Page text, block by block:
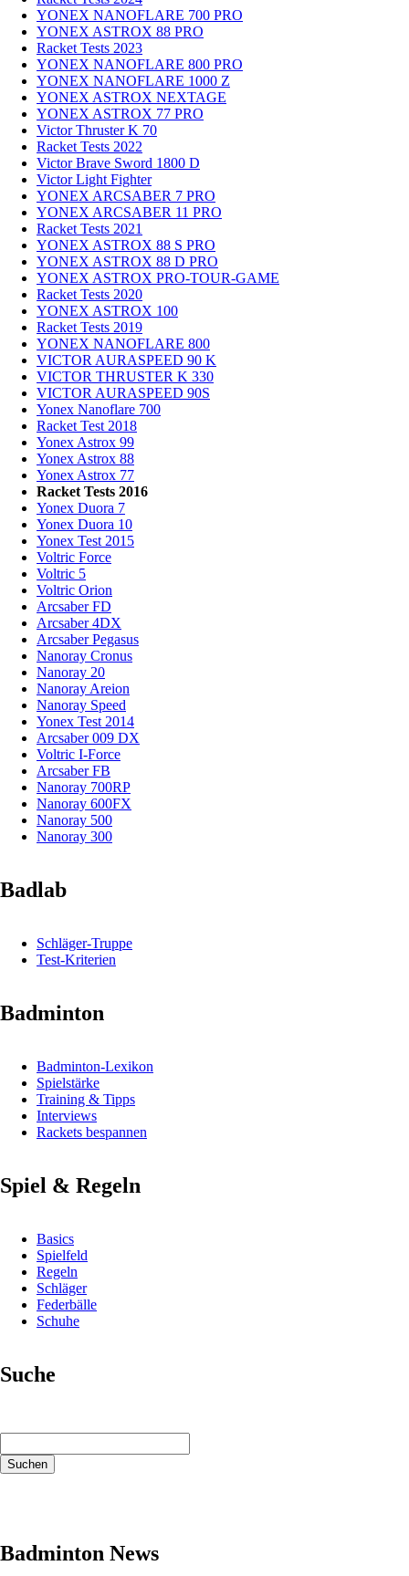
YONEX NANOFLARE 700 PRO
YONEX ASTROX 88 PRO
Racket Tests 2023
YONEX NANOFLARE 800 PRO
YONEX NANOFLARE 1000 Z
YONEX ASTROX NEXTAGE
YONEX ASTROX 77 PRO
Victor Thruster K 70
Racket Tests 2022
Victor Brave Sword 1800 D
Victor Light Fighter
YONEX ARCSABER 7 PRO
YONEX ARCSABER 11 PRO
Racket Tests 2021
YONEX ASTROX 88 S PRO
YONEX ASTROX 88 D PRO
YONEX ASTROX PRO-TOUR-GAME
Racket Tests 2020
YONEX ASTROX 100
Racket Tests 2019
YONEX NANOFLARE 800
VICTOR AURASPEED 90 K
VICTOR THRUSTER K 330
VICTOR AURASPEED 90S
Yonex Nanoflare 700
Racket Test 2018
Yonex Astrox 99
Yonex Astrox 88
Yonex Astrox 77
Racket Tests 2016
Yonex Duora 7
Yonex Duora 10
Yonex Test 2015
Voltric Force
Voltric 5
Voltric Orion
Arcsaber FD
Arcsaber 4DX
Arcsaber Pegasus
Nanoray Cronus
Nanoray 20
Nanoray Areion
Nanoray Speed
Yonex Test 2014
Arcsaber 009 DX
Voltric I-Force
Arcsaber FB
Nanoray 700RP
Nanoray 600FX
Nanoray 500
Nanoray 300
Badlab
Schläger-Truppe
Test-Kriterien
Badminton
Badminton-Lexikon
Spielstärke
Training & Tipps
Interviews
Rackets bespannen
Spiel & Regeln
Basics
Spielfeld
Regeln
Schläger
Federbälle
Schuhe
Suche
Suchen
Badminton News